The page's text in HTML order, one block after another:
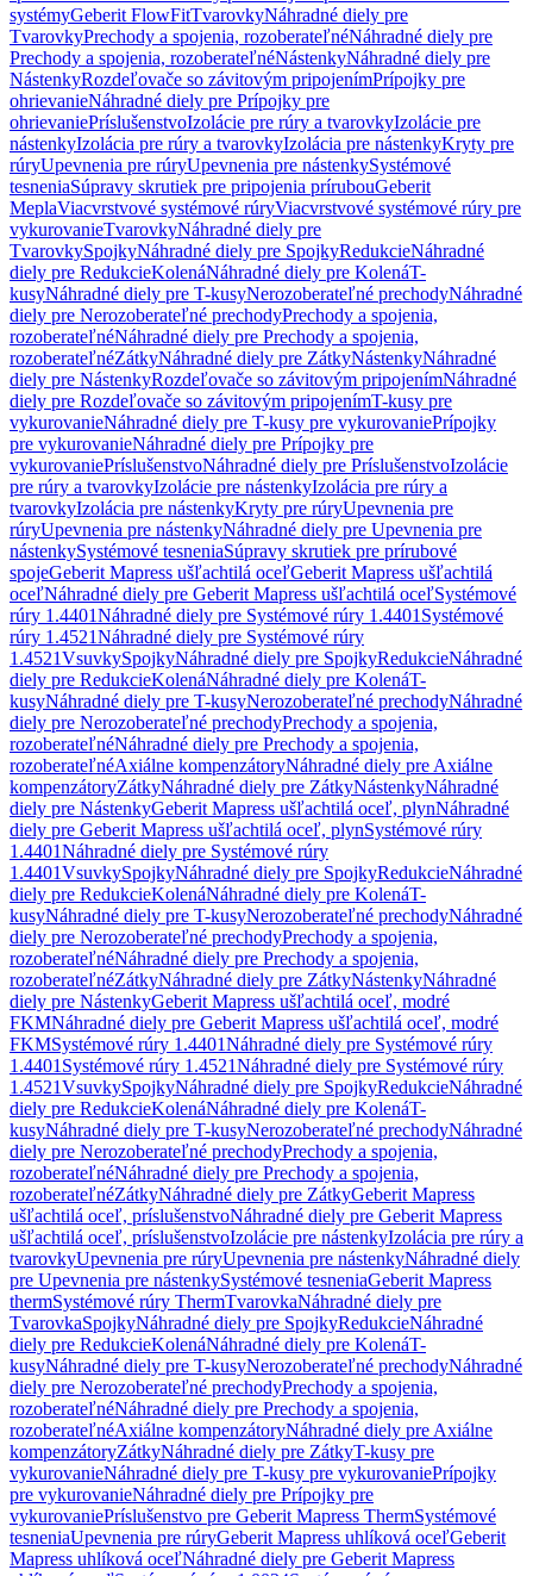
systémyGeberit FlowFitTvarovkyNáhradné diely pre
TvarovkyPrechody a spojenia, rozoberateľnéNáhradné diely pre
Prechody a spojenia, rozoberateľnéNástenkyNáhradné diely pre
NástenkyRozdeľovače so závitovým pripojenímPrípojky pre
ohrievanieNáhradné diely pre Prípojky pre
ohrievaniePríslušenstvoIzolácie pre rúry a tvarovkyIzolácie pre
nástenkyIzolácia pre rúry a tvarovkyIzolácia pre nástenkyKryty pre
rúryUpevnenia pre rúryUpevnenia pre nástenkySystémové
tesneniaSúpravy skrutiek pre pripojenia prírubouGeberit
MeplaViacvrstvové systémové rúryViacvrstvové systémové rúry pre
vykurovanieTvarovkyNáhradné diely pre
TvarovkySpojkyNáhradné diely pre SpojkyRedukcieNáhradné
diely pre RedukcieKolenáNáhradné diely pre KolenáT-
kusyNáhradné diely pre T-kusyNerozoberateľné prechodyNáhradné
diely pre Nerozoberateľné prechodyPrechody a spojenia,
rozoberateľnéNáhradné diely pre Prechody a spojenia,
rozoberateľnéZátkyNáhradné diely pre ZátkyNástenkyNáhradné
diely pre NástenkyRozdeľovače so závitovým pripojenímNáhradné
diely pre Rozdeľovače so závitovým pripojenímT-kusy pre
vykurovanieNáhradné diely pre T-kusy pre vykurovaniePrípojky
pre vykurovanieNáhradné diely pre Prípojky pre
vykurovaniePríslušenstvoNáhradné diely pre PríslušenstvoIzolácie
pre rúry a tvarovkyIzolácie pre nástenkyIzolácia pre rúry a
tvarovkyIzolácia pre nástenkyKryty pre rúryUpevnenia pre
rúryUpevnenia pre nástenkyNáhradné diely pre Upevnenia pre
nástenkySystémové tesneniaSúpravy skrutiek pre prírubové
spojeGeberit Mapress ušľachtilá oceľGeberit Mapress ušľachtilá
oceľNáhradné diely pre Geberit Mapress ušľachtilá oceľSystémové
rúry 1.4401Náhradné diely pre Systémové rúry 1.4401 Systémové
rúry 1.4521Náhradné diely pre Systémové rúry
1.4521VsuvkySpojkyNáhradné diely pre SpojkyRedukcieNáhradné
diely pre RedukcieKolenáNáhradné diely pre KolenáT-
kusyNáhradné diely pre T-kusyNerozoberateľné prechodyNáhradné
diely pre Nerozoberateľné prechodyPrechody a spojenia,
rozoberateľnéNáhradné diely pre Prechody a spojenia,
rozoberateľnéAxiálne kompenzátoryNáhradné diely pre Axiálne
kompenzátoryZátkyNáhradné diely pre ZátkyNástenkyNáhradné
diely pre NástenkyGeberit Mapress ušľachtilá oceľ, plynNáhradné
diely pre Geberit Mapress ušľachtilá oceľ, plynSystémové rúry
1.4401Náhradné diely pre Systémové rúry
1.4401VsuvkySpojkyNáhradné diely pre SpojkyRedukcieNáhradné
diely pre RedukcieKolenáNáhradné diely pre KolenáT-
kusyNáhradné diely pre T-kusyNerozoberateľné prechodyNáhradné
diely pre Nerozoberateľné prechodyPrechody a spojenia,
rozoberateľnéNáhradné diely pre Prechody a spojenia,
rozoberateľnéZátkyNáhradné diely pre ZátkyNástenkyNáhradné
diely pre NástenkyGeberit Mapress ušľachtilá oceľ, modré
FKMNáhradné diely pre Geberit Mapress ušľachtilá oceľ, modré
FKMSystémové rúry 1.4401Náhradné diely pre Systémové rúry
1.4401 Systémové rúry 1.4521Náhradné diely pre Systémové rúry
1.4521VsuvkySpojkyNáhradné diely pre SpojkyRedukcieNáhradné
diely pre RedukcieKolenáNáhradné diely pre KolenáT-
kusyNáhradné diely pre T-kusyNerozoberateľné prechodyNáhradné
diely pre Nerozoberateľné prechodyPrechody a spojenia,
rozoberateľnéNáhradné diely pre Prechody a spojenia,
rozoberateľnéZátkyNáhradné diely pre ZátkyGeberit Mapress
ušľachtilá oceľ, príslušenstvoNáhradné diely pre Geberit Mapress
ušľachtilá oceľ, príslušenstvoIzolácie pre nástenkyIzolácia pre rúry a
tvarovkyUpevnenia pre rúryUpevnenia pre nástenkyNáhradné diely
pre Upevnenia pre nástenkySystémové tesneniaGeberit Mapress
thermSystémové rúry ThermTvarovkaNáhradné diely pre
TvarovkaSpojkyNáhradné diely pre SpojkyRedukcieNáhradné
diely pre RedukcieKolenáNáhradné diely pre KolenáT-
kusyNáhradné diely pre T-kusyNerozoberateľné prechodyNáhradné
diely pre Nerozoberateľné prechodyPrechody a spojenia,
rozoberateľnéNáhradné diely pre Prechody a spojenia,
rozoberateľnéAxiálne kompenzátoryNáhradné diely pre Axiálne
kompenzátoryZátkyNáhradné diely pre ZátkyT-kusy pre
vykurovanieNáhradné diely pre T-kusy pre vykurovaniePrípojky
pre vykurovanieNáhradné diely pre Prípojky pre
vykurovaniePríslušenstvo pre Geberit Mapress ThermSystémové
tesneniaUpevnenia pre rúryGeberit Mapress uhlíková oceľGeberit
Mapress uhlíková oceľNáhradné diely pre Geberit Mapress